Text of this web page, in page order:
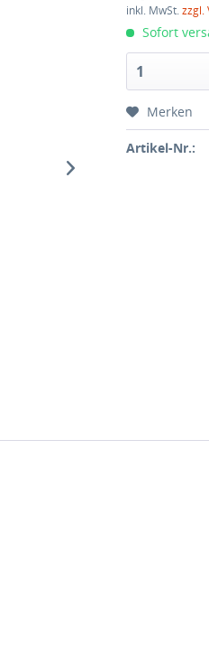
inkl. MwSt.zzgl.
Sofort
Merken
Artikel-Nr.: